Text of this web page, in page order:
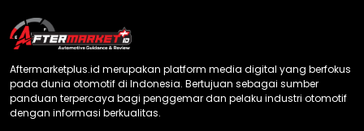
Aftermarketplus.id merupakan platform media digital yang berfokus
pada dunia otomotif di Indonesia. Bertujuan sebagai sumber
panduan terpercaya bagi penggemar dan pelaku industri otomotif
dengan informasi berkualitas.